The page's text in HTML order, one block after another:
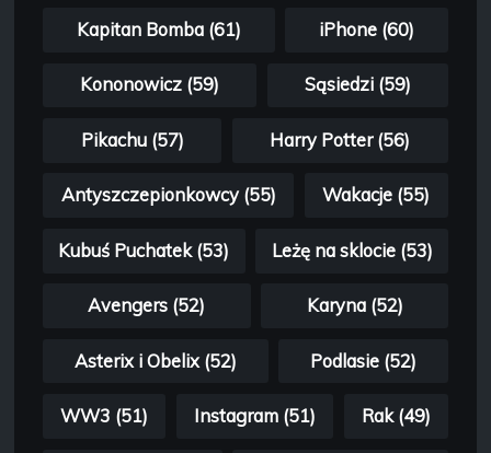
Kapitan Bomba (61) iPhone (60)
Kononowicz (59) Sąsiedzi (59)
Pikachu (57) Harry Potter (56)
Antyszczepionkowcy (55) Wakacje (55)
Kubuś Puchatek (53) Leżę na sklocie (53)
Avengers (52) Karyna (52)
Asterix i Obelix (52) Podlasie (52)
WW3 (51) Instagram (51) Rak (49)